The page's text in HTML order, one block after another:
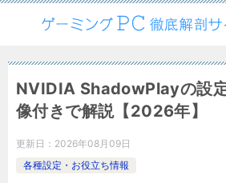
NVIDIA ShadowPlayの設
像付きで解説【2026年】
更新日： 2026年08月09日
各種設定・お役立ち情報